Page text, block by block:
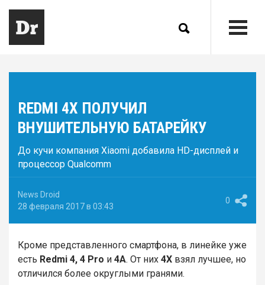
REDMI 4X ПОЛУЧИЛ
ВНУШИТЕЛЬНУЮ БАТАРЕЙКУ
До кучи компания Xiaomi добавила HD-дисплей и
процессор Qualcomm
News Droid
28 февраля 2017 в 03:43
0
Кроме представленного смартфона, в линейке уже
есть Redmi 4, 4 Pro и 4A. От них 4X взял лучшее, но
отличился более округлыми гранями.